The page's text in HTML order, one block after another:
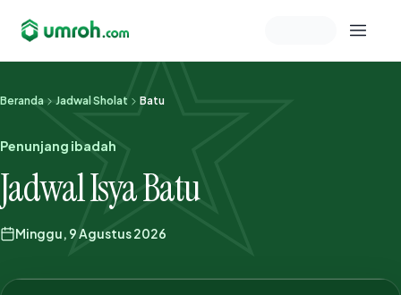
Memeriksa sesi akun
Beranda Jadwal Sholat Batu
Penunjang ibadah
Jadwal Isya Batu
Minggu, 9 Agustus 2026